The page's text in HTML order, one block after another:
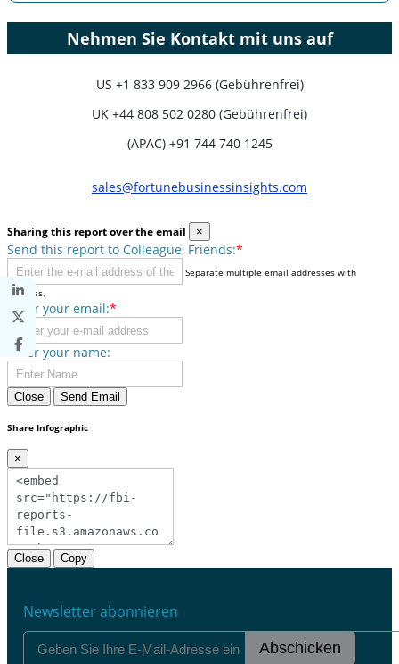
Nehmen Sie Kontakt mit uns auf
US +1 833 909 2966 (Gebührenfrei)
UK +44 808 502 0280 (Gebührenfrei)
(APAC) +91 744 740 1245
sales@fortunebusinessinsights.com
Sharing this report over the email ×
Send this report to Colleague, Friends:*
Separate multiple email addresses with
commas.
Enter your email:*
Enter your name:
Close Send Email
Share Infographic
×
Close Copy
Newsletter abonnieren
Abschicken